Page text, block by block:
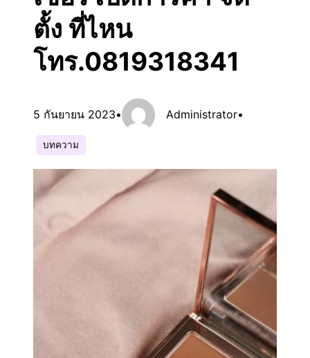
ตั้ง ที่ไหน
โทร.0819318341
5 กันยายน 2023• Administrator•
บทความ